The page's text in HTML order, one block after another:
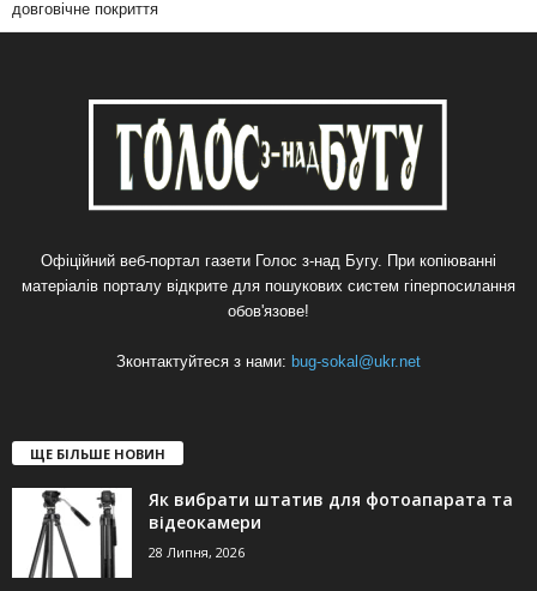
довговічне покриття
Офіційний веб-портал газети Голос з-над Бугу. При копіюванні
матеріалів порталу відкрите для пошукових систем гіперпосилання
обов'язове!
Зконтактуйтеся з нами: bug-sokal@ukr.net
ЩЕ БІЛЬШЕ НОВИН
Як вибрати штатив для фотоапарата та
відеокамери
28 Липня, 2026